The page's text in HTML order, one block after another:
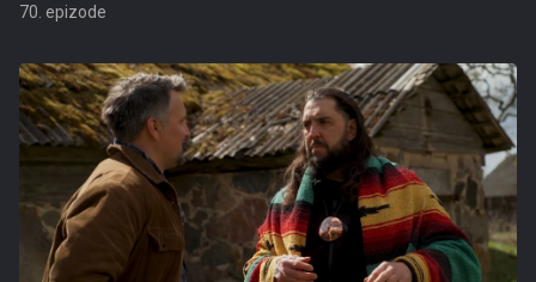
70. epizode